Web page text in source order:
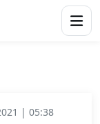
| 05:38